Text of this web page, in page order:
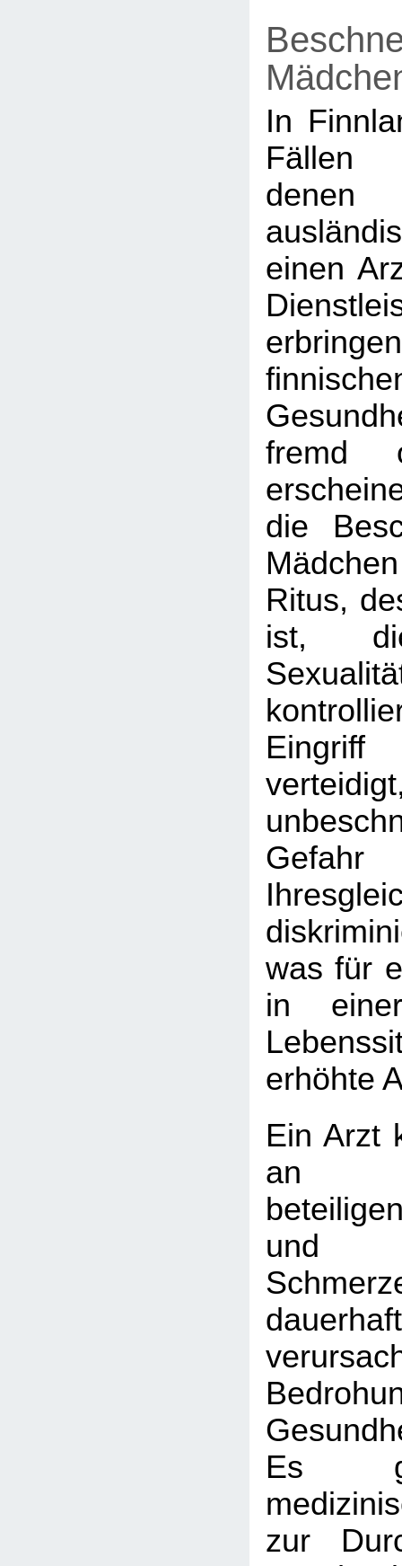
In
Fällen
einen
fremd
die
Ritus,
ist,
Eingriff
was für
in
erhöhte
Ein Arzt
an
und
Es
zur